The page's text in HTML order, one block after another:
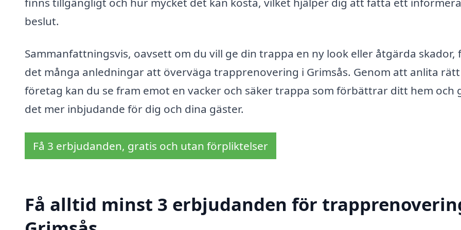
beslut.
Sammanfattningsvis, oavsett om du vill ge din trappa en ny look eller åtgärda skador,
det många anledningar att överväga trapprenovering i Grimsås. Genom att anlita rätt
företag kan du se fram emot en vacker och säker trappa som förbättrar ditt hem och
det mer inbjudande för dig och dina gäster.
Få 3 erbjudanden, gratis och utan förpliktelser
Få alltid minst 3 erbjudanden för